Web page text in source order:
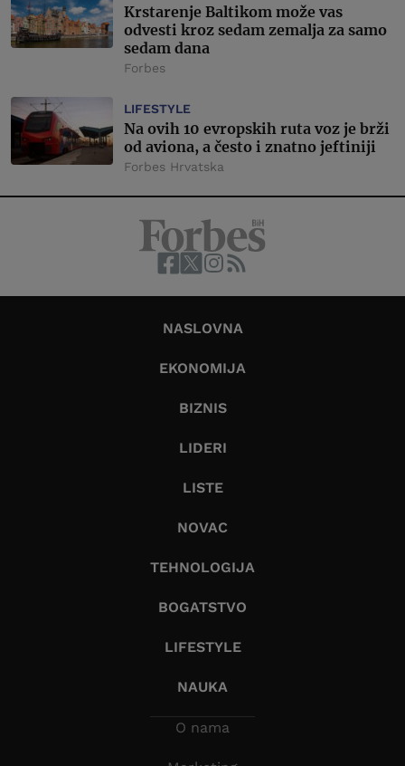
Krstarenje Baltikom može vas
odvesti kroz sedam zemalja za samo
sedam dana
Forbes
LIFESTYLE
Na ovih 10 evropskih ruta voz je brži
od aviona, a često i znatno jeftiniji
Forbes Hrvatska
NASLOVNA
EKONOMIJA
BIZNIS
LIDERI
LISTE
NOVAC
TEHNOLOGIJA
BOGATSTVO
LIFESTYLE
NAUKA
O nama